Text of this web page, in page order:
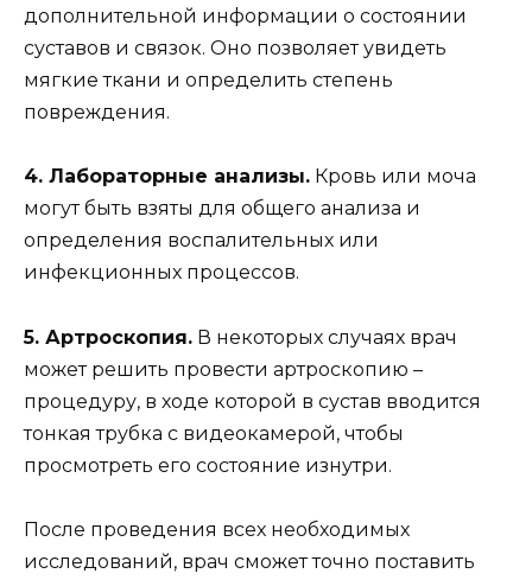
дополнительной информации о состоянии
суставов и связок. Оно позволяет увидеть
мягкие ткани и определить степень
повреждения.
4. Лабораторные анализы. Кровь или моча
могут быть взяты для общего анализа и
определения воспалительных или
инфекционных процессов.
5. Артроскопия. В некоторых случаях врач
может решить провести артроскопию –
процедуру, в ходе которой в сустав вводится
тонкая трубка с видеокамерой, чтобы
просмотреть его состояние изнутри.
После проведения всех необходимых
исследований, врач сможет точно поставить